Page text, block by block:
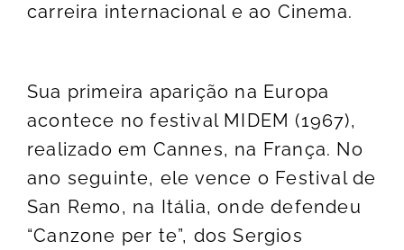
carreira internacional e ao Cinema.
Sua primeira aparição na Europa
acontece no festival MIDEM (1967),
realizado em Cannes, na França. No
ano seguinte, ele vence o Festival de
San Remo, na Itália, onde defendeu
“Canzone per te”, dos Sergios